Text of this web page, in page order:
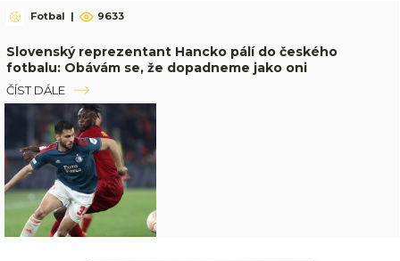
Fotbal | 9633
Slovenský reprezentant Hancko pálí do českého
fotbalu: Obávám se, že dopadneme jako oni
ČÍST DÁLE